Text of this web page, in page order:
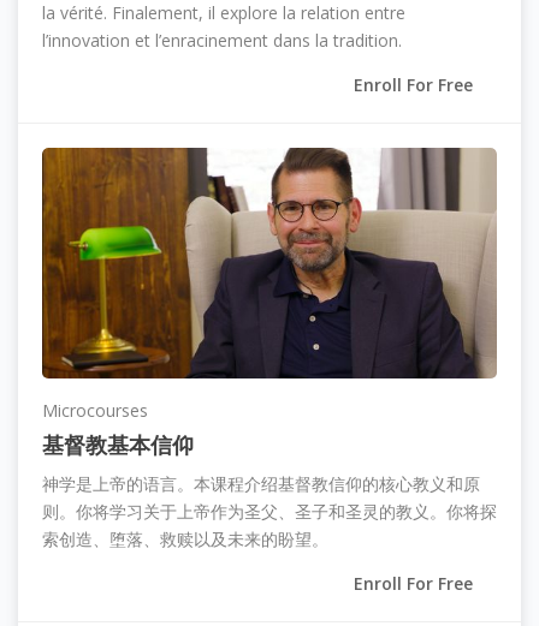
la vérité. Finalement, il explore la relation entre
l’innovation et l’enracinement dans la tradition.
Enroll For Free
Microcourses
基督教基本信仰
神学是上帝的语言。本课程介绍基督教信仰的核心教义和原
则。你将学习关于上帝作为圣父、圣子和圣灵的教义。你将探
索创造、堕落、救赎以及未来的盼望。
Enroll For Free